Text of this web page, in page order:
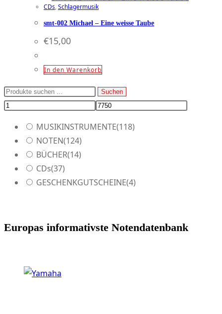
CDs,Schlagermusik
smt-002 Michael – Eine weisse Taube
€15,00
In den Warenkorb
Suchen
nach:
Suchen
MUSIKINSTRUMENTE(118)
NOTEN(124)
BÜCHER(14)
CDs(37)
GESCHENKGUTSCHEINE(4)
Europas informativste Notendatenbank